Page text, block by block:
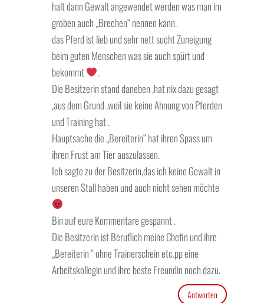
halt dann Gewalt angewendet werden was man im
groben auch „Brechen“ nennen kann.
das Pferd ist lieb und sehr nett sucht Zuneigung
beim guten Menschen was sie auch spürt und
bekommt
.
Die Besitzerin stand daneben ,hat nix dazu gesagt
,aus dem Grund ,weil sie keine Ahnung von Pferden
und Training hat .
Hauptsache die „Bereiterin“ hat ihren Spass um
ihren Frust am Tier auszulassen.
Ich sagte zu der Besitzerin,das ich keine Gewalt in
unseren Stall haben und auch nicht sehen möchte
Bin auf eure Kommentare gespannt .
Die Besitzerin ist Beruflich meine Chefin und ihre
„Bereiterin “ ohne Trainerschein etc.pp eine
Arbeitskollegin und ihre beste Freundin noch dazu.
Antworten